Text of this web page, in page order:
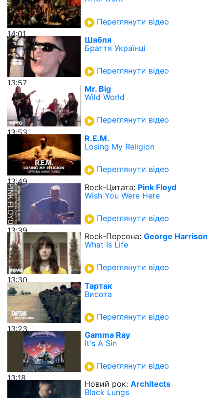
14:01
Переглянути відео
13:57
Шабля
Браття Українці
Переглянути відео
13:53
Mr. Big
Wild World
Переглянути відео
13:49
R.E.M.
Losing My Religion
Переглянути відео
13:39
Rock-Цитата: Pink Floyd
Wish You Were Here
Переглянути відео
13:30
Rock-Персона: George Harrison
What Is Life
Переглянути відео
13:23
Тартак
Висота
Переглянути відео
13:18
Gamma Ray
It's A Sin
Переглянути відео
Новий рок: Architects
Black Lungs